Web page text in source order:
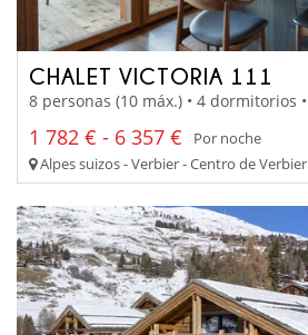
CHALET VICTORIA 111
8 personas (10 máx.) • 4 dormitorios
1 782 € - 6 357 €
Por noche
Alpes suizos - Verbier - Centro de Verbier